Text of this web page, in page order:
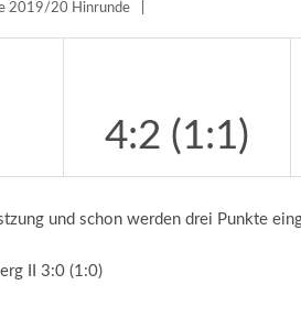
2019/20 Hinrunde
4:2 (1:1)
und schon werden drei Punkte
II 3:0 (1:0)